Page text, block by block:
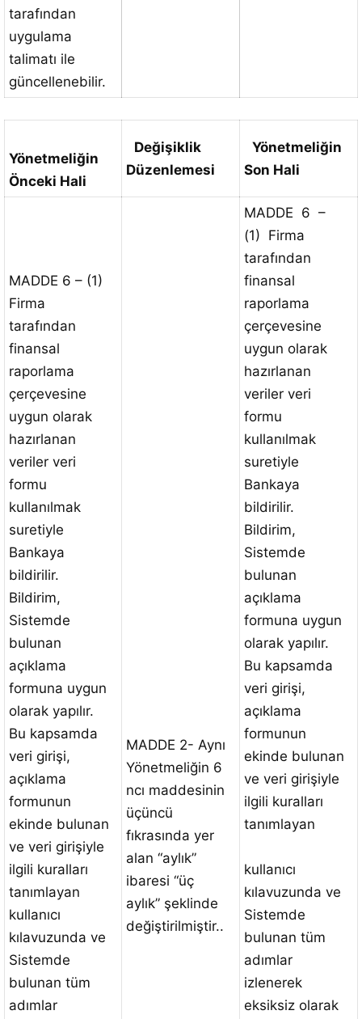
tarafından
uygulama
talimatı ile
güncellenebilir.
Yönetmeliğin
Önceki Hali
Değişiklik
Düzenlemesi
Yönetmeliğin
Son Hali
MADDE 6 – (1)
Firma
tarafından
finansal
raporlama
çerçevesine
uygun olarak
hazırlanan
veriler veri
formu
kullanılmak
suretiyle
Bankaya
bildirilir.
Bildirim,
Sistemde
bulunan
açıklama
formuna uygun
olarak yapılır.
Bu kapsamda
veri girişi,
açıklama
formunun
ekinde bulunan
ve veri girişiyle
ilgili kuralları
tanımlayan
kullanıcı
kılavuzunda ve
Sistemde
bulunan tüm
adımlar
MADDE 2- Aynı
Yönetmeliğin 6
ncı maddesinin
üçüncü
fıkrasında yer
alan “aylık”
ibaresi “üç
aylık” şeklinde
değiştirilmiştir..
MADDE 6 –
(1) Firma
tarafından
finansal
raporlama
çerçevesine
uygun olarak
hazırlanan
veriler veri
formu
kullanılmak
suretiyle
Bankaya
bildirilir.
Bildirim,
Sistemde
bulunan
açıklama
formuna uygun
olarak yapılır.
Bu kapsamda
veri girişi,
açıklama
formunun
ekinde bulunan
ve veri girişiyle
ilgili kuralları
tanımlayan
kullanıcı
kılavuzunda ve
Sistemde
bulunan tüm
adımlar
izlenerek
eksiksiz olarak